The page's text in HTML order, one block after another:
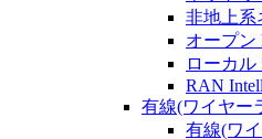
非地上系
オープン
ローカル
RAN
有線(ワイヤー
有線(ワ